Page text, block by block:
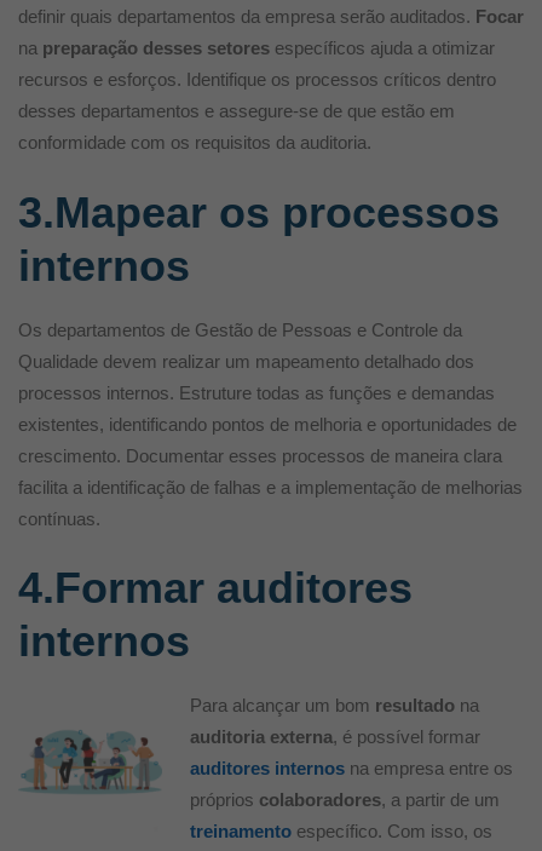
definir quais departamentos da empresa serão auditados. Focar
na preparação desses setores específicos ajuda a otimizar
recursos e esforços. Identifique os processos críticos dentro
desses departamentos e assegure-se de que estão em
conformidade com os requisitos da auditoria.
3.Mapear os processos
internos
Os departamentos de Gestão de Pessoas e Controle da
Qualidade devem realizar um mapeamento detalhado dos
processos internos. Estruture todas as funções e demandas
existentes, identificando pontos de melhoria e oportunidades de
crescimento. Documentar esses processos de maneira clara
facilita a identificação de falhas e a implementação de melhorias
contínuas.
4.Formar auditores
internos
Para alcançar um bom resultadona
auditoria externa, é possível formar
auditores internosna empresa entre os
próprios colaboradores, a partir de um
treinamento específico. Com isso, os